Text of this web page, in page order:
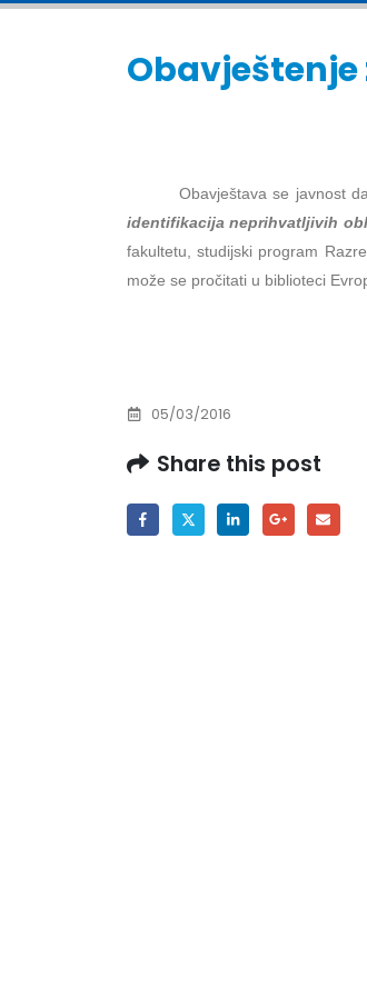
Obavještenje
Obavještava se javnost
identifikacija neprihvatljivih
fakultetu, studijski program
može se pročitati u biblioteci
05/03/2016
Share this post